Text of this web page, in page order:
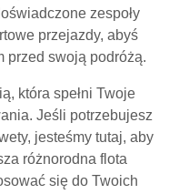
zespoły
przejazdy, abyś
przed swoją podróżą.
która spełni Twoje
Jeśli potrzebujesz
jesteśmy tutaj, aby
różnorodna flota
się do Twoich